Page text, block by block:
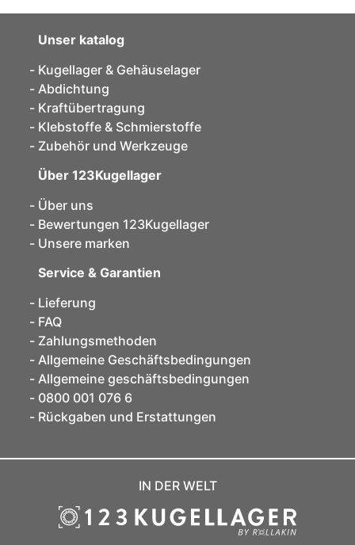
Unser katalog
Kugellager & Gehäuselager
Abdichtung
Kraftübertragung
Klebstoffe & Schmierstoffe
Zubehör und Werkzeuge
Über 123Kugellager
Über uns
Bewertungen 123Kugellager
Unsere marken
Service & Garantien
Lieferung
FAQ
Zahlungsmethoden
Allgemeine Geschäftsbedingungen
Allgemeine geschäftsbedingungen
0800 001 076 6
Rückgaben und Erstattungen
IN DER WELT